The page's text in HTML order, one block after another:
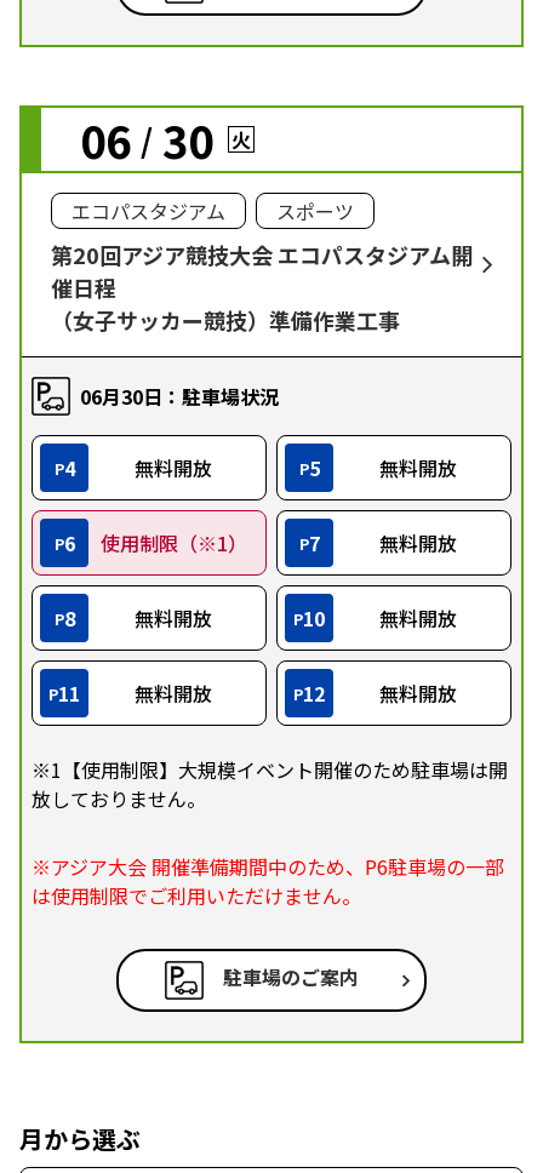
06 / 30 火
エコパスタジアム スポーツ
第20回アジア競技大会 エコパスタジアム開
催日程
（女子サッカー競技）準備作業工事
06月30日：駐車場状況
P4 無料開放 P5 無料開放
P6 使用制限（※1） P7 無料開放
P8 無料開放 P10 無料開放
P11 無料開放 P12 無料開放
※1【使用制限】大規模イベント開催のため駐車場は開
放しておりません。
※アジア大会 開催準備期間中のため、P6駐車場の一部
は使用制限でご利用いただけません。
駐車場のご案内
月から選ぶ